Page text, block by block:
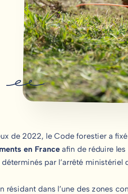
de 2022, le Code forestier a
en Franceafin de réduire les
par l’arrêté ministériel
résidant dans l’une des zones